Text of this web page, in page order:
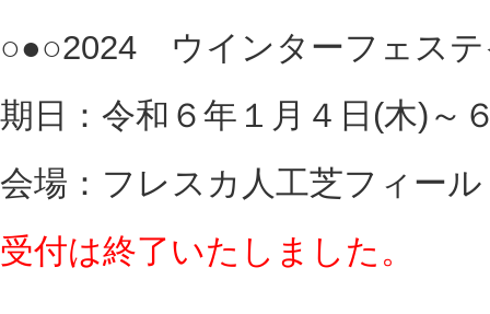
○●○2024 ウインターフェステ
期日：令和６年１月４日(木)～
会場：フレスカ人工芝フィー
受付は終了いたしました。